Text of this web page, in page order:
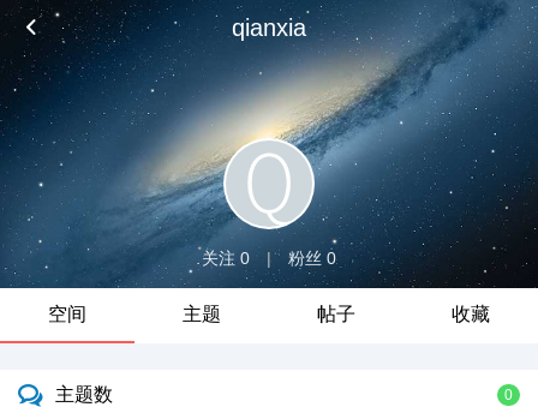
qianxia
关注 0 | 粉丝 0
空间 主题 帖子 收藏
主题数 0